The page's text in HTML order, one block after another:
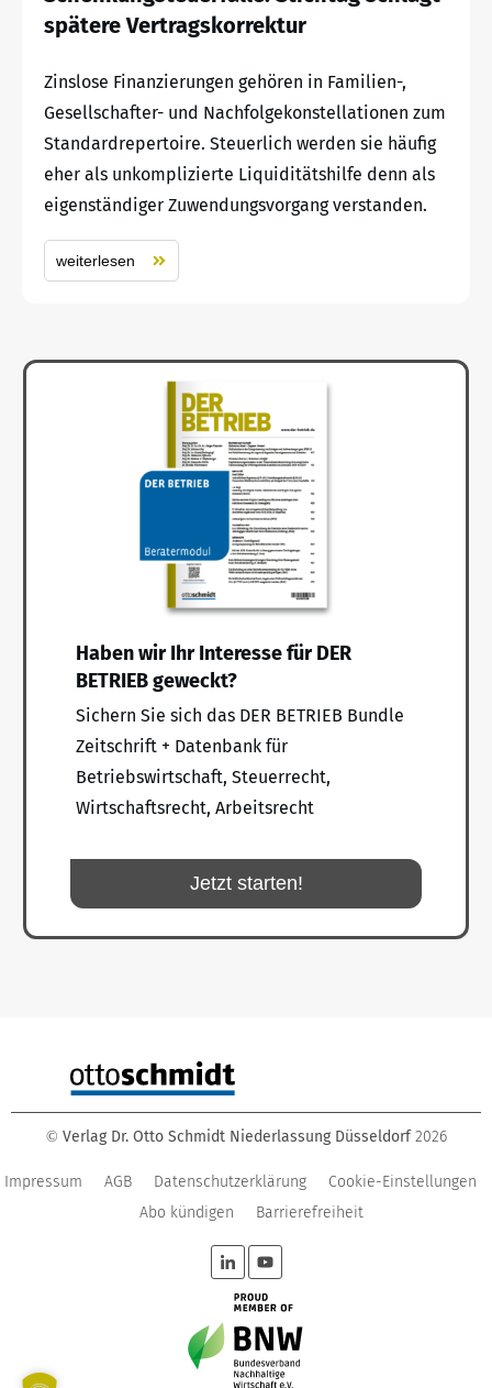
spätere Vertragskorrektur
Zinslose Finanzierungen gehören in Familien-,
Gesellschafter- und Nachfolgekonstellationen zum
Standardrepertoire. Steuerlich werden sie häufig
eher als unkomplizierte Liquiditätshilfe denn als
eigenständiger Zuwendungsvorgang verstanden.
weiterlesen
Haben wir Ihr Interesse für DER
BETRIEB geweckt?
Sichern Sie sich das DER BETRIEB Bundle
Zeitschrift + Datenbank für
Betriebswirtschaft, Steuerrecht,
Wirtschaftsrecht, Arbeitsrecht
Jetzt starten!
© Verlag Dr. Otto Schmidt Niederlassung Düsseldorf 2026
Impressum AGB Datenschutzerklärung
Cookie-Einstellungen
Abo kündigen
Barrierefreiheit